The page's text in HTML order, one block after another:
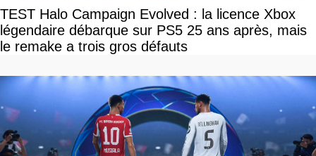
TEST Halo Campaign Evolved : la licence Xbox
légendaire débarque sur PS5 25 ans après, mais
le remake a trois gros défauts